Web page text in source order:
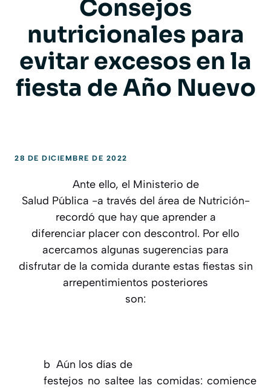
Consejos
nutricionales para
evitar excesos en la
fiesta de Año Nuevo
28 DE DICIEMBRE DE 2022
Ante ello, el Ministerio de
Salud Pública -a través del área de Nutrición-
recordó que hay que aprender a
diferenciar placer con descontrol. Por ello
acercamos algunas sugerencias para
disfrutar de la comida durante estas fiestas sin
arrepentimientos posteriores
son:
b Aún los días de
festejos no saltee las comidas: comience